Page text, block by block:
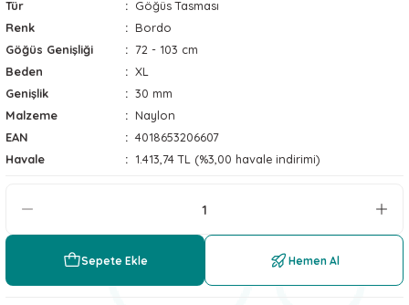
Soğutucu Matlar
Aksesuarları
Tür
Göğüs Tasması
Renk
Bordo
Göğüs Genişliği
72 - 103 cm
Beden
XL
Genişlik
30 mm
Malzeme
Naylon
EAN
4018653206607
Havale
1.413,74 TL (%3,00 havale indirimi)
Sepete Ekle Hemen Al